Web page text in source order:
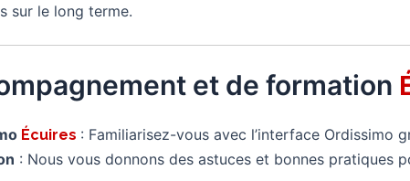
sur le long terme.
et de formation
Écuires : Familiarisez-vous avec l’interface Ordissimo
: Nous vous donnons des astuces et bonnes pratiques